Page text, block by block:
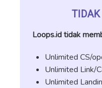
TIDAK
Loops.id tidak
Unlimited CS/
Unlimited Link/
Unlimited